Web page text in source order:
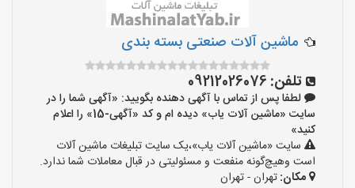
ماشین آلات صنعتی بسته بندی
تلفن: 09212026076
لطفا پس از تماس با آگهی دهنده بگویید: «آگهی شما را در
سایت «ماشین آلات یاب» دیده ام و کد «آگهی-15» را اعلام
کنید»
سایت «ماشین آلات یاب»،یک سایت تبلیغات ماشین آلات
است وهیچ‌گونه منفعت و مسئولیتی در قبال معاملات شما ندارد.
مکان:تهران - تهران